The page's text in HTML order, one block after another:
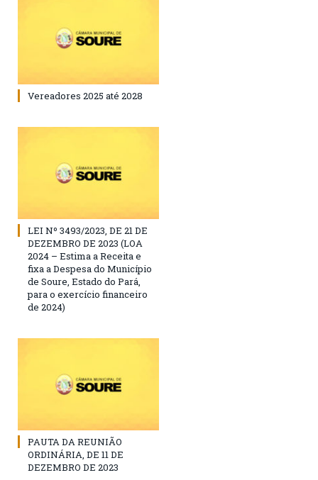
Vereadores 2025 até 2028
LEI Nº 3493/2023, DE 21 DE
DEZEMBRO DE 2023 (LOA
2024 – Estima a Receita e
fixa a Despesa do Município
de Soure, Estado do Pará,
para o exercício financeiro
de 2024)
PAUTA DA REUNIÃO
ORDINÁRIA, DE 11 DE
DEZEMBRO DE 2023